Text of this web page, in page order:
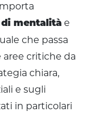
mentalità e
che passa
aree critiche da
chiara,
e sugli
in particolari